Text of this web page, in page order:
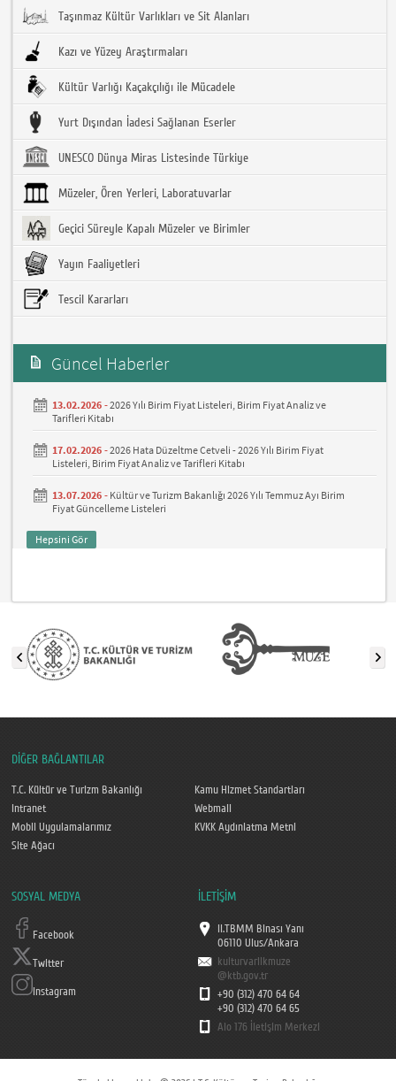
Taşınmaz Kültür Varlıkları ve Sit Alanları
Kazı ve Yüzey Araştırmaları
Kültür Varlığı Kaçakçılığı ile Mücadele
Yurt Dışından İadesi Sağlanan Eserler
UNESCO Dünya Miras Listesinde Türkiye
Müzeler, Ören Yerleri, Laboratuvarlar
Geçici Süreyle Kapalı Müzeler ve Birimler
Yayın Faaliyetleri
Tescil Kararları
Güncel Haberler
13.02.2026 -2026 Yılı Birim Fiyat Listeleri, Birim Fiyat Analiz ve
Tarifleri Kitabı
17.02.2026 -2026 Hata Düzeltme Cetveli - 2026 Yılı Birim Fiyat
Listeleri, Birim Fiyat Analiz ve Tarifleri Kitabı
13.07.2026 - Kültür ve Turizm Bakanlığı 2026 Yılı Temmuz Ayı Birim
Fiyat Güncelleme Listeleri
Hepsini Gör
DİĞER BAĞLANTILAR
T.C. Kültür ve Turizm Bakanlığı
Kamu Hizmet Standartları
Intranet
Webmail
Mobil Uygulamalarımız
KVKK Aydınlatma Metni
Site Ağacı
SOSYAL MEDYA
Facebook
Twitter
Instagram
İLETİŞİM
II.TBMM Binası Yanı
06110 Ulus/Ankara
kulturvarlikmuze
@ktb.gov.tr
+90 (312) 470 64 64
+90 (312) 470 64 65
Alo 176 İletişim Merkezi